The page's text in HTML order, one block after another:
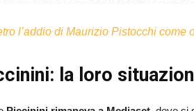
l’addio di Maurizio Pistocchi come
la loro